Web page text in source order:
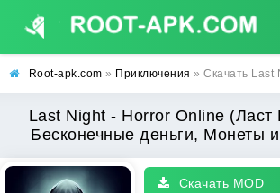
Root-apk.com » Приключения » Скачать Last Night - Horror Online (Ласт Найт) [МОД:
Last Night - Horror Online
Бесконечные деньги, Монеты
Скачать MOD